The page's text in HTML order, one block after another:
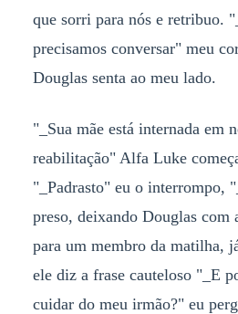
que sorri para nós e retribuo.
precisamos conversar" meu
Douglas senta ao meu lado.
"_Sua mãe está internada em
reabilitação" Alfa Luke
"_Padrasto" eu o interrompo,
preso, deixando Douglas com
para um membro da matilha,
ele diz a frase cauteloso "_E
cuidar do meu irmão?" eu